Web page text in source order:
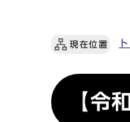
現在位置
【令